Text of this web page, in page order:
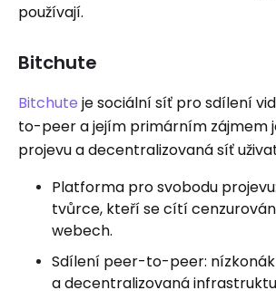
používají.
Bitchute
Bitchute je sociální síť pro sdílení
to-peer a jejím primárním zájmem
projevu a decentralizovaná síť
Platforma pro svobodu
tvůrce, kteří se cítí
webech.
Sdílení peer-to-peer:
a decentralizovaná